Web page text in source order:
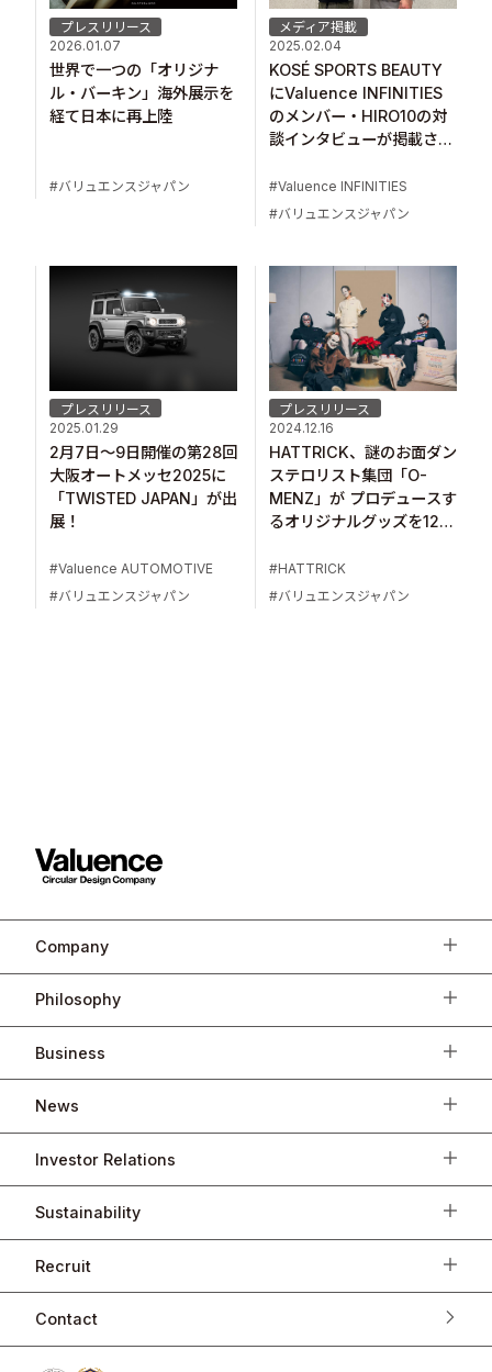
プレスリリース
2026.01.07
世界で一つの「オリジナ
ル・バーキン」海外展示を
経て日本に再上陸
バリュエンスジャパン
メディア掲載
2025.02.04
KOSÉ SPORTS BEAUTY
にValuence INFINITIES
のメンバー・HIRO10の対
談インタビューが掲載され
Valuence INFINITIES
バリュエンスジャパン
プレスリリース
2025.01.29
2月7日～9日開催の第28回
大阪オートメッセ2025に
「TWISTED JAPAN」が出
展！
Valuence AUTOMOTIVE
バリュエンスジャパン
プレスリリース
2024.12.16
HATTRICK、謎のお面ダン
ステロリスト集団「O-
MENZ」が プロデュースす
るオリジナルグッズを12月
HATTRICK
バリュエンスジャパン
Company
Philosophy
Business
News
Investor Relations
Sustainability
Recruit
Contact